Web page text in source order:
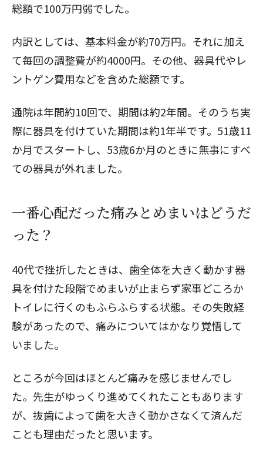
総額で100万円弱でした。
内訳としては、基本料金が約70万円。それに加え
て毎回の調整費が約4000円。その他、器具代やレ
ントゲン費用などを含めた総額です。
通院は年間約10回で、期間は約2年間。そのうち実
際に器具を付けていた期間は約1年半です。51歳11
か月でスタートし、53歳6か月のときに無事にすべ
ての器具が外れました。
一番心配だった痛みとめまいはどうだ
った？
40代で挫折したときは、歯全体を大きく動かす器
具を付けた段階でめまいが止まらず家事どころか
トイレに行くのもふらふらする状態。その失敗経
験があったので、痛みについてはかなり覚悟して
いました。
ところが今回はほとんど痛みを感じませんでし
た。先生がゆっくり進めてくれたこともあります
が、抜歯によって歯を大きく動かさなくて済んだ
ことも理由だったと思います。